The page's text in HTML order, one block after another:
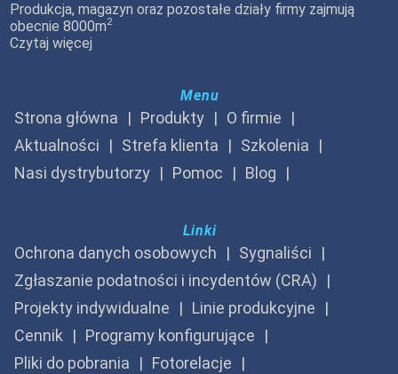
Produkcja, magazyn oraz pozostałe działy firmy zajmują
obecnie 8000m2
Czytaj więcej
Menu
Strona główna Produkty
O firmie
Aktualności
Strefa klienta
Szkolenia
Nasi dystrybutorzy
Pomoc Blog
Linki
Ochrona danych osobowych
Sygnaliści
Zgłaszanie podatności i incydentów (CRA)
Projekty indywidualne
Linie produkcyjne
Cennik
Programy konfigurujące
Pliki do pobrania
Fotorelacje